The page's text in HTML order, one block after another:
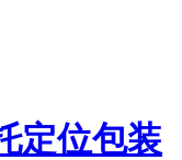
定位包装